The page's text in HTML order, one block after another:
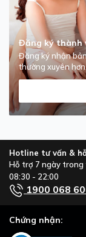
- Chất liệu: Vải
nghệ tiên tiến
vải thoáng khí.
- Size: S, M, L, XL.
- Màu sắc: Trắng
- Thành phần:
- Xuất xứ: Việt
Đăng ký thành
Đăng ký nhận
thường xuyên
Hotline tư vấn &
Hỗ trợ 7 ngày
08:30 - 22:00
1900 068
Chứng nhận: